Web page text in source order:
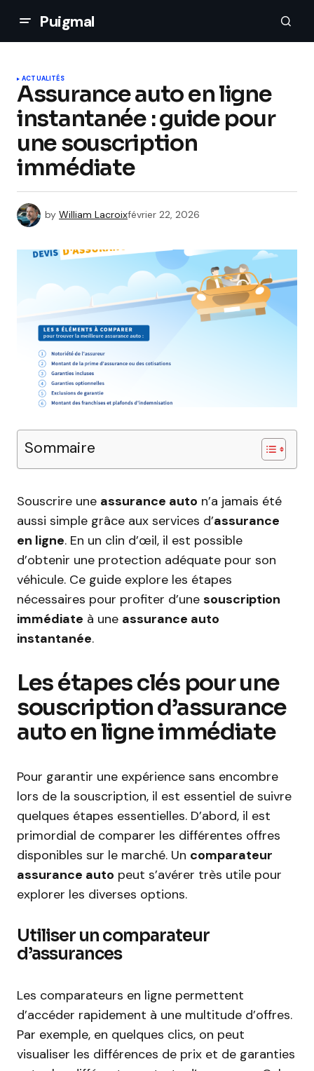
Puigmal
ACTUALITÉS
Assurance auto en ligne
instantanée : guide pour
une souscription
immédiate
by William Lacroixfévrier 22, 2026
Sommaire
Souscrire une assurance auto n’a jamais été
aussi simple grâce aux services d’assurance
en ligne. En un clin d’œil, il est possible
d’obtenir une protection adéquate pour son
véhicule. Ce guide explore les étapes
nécessaires pour profiter d’une souscription
immédiate à une assurance auto
instantanée.
Les étapes clés pour une
souscription d’assurance
auto en ligne immédiate
Pour garantir une expérience sans encombre
lors de la souscription, il est essentiel de suivre
quelques étapes essentielles. D’abord, il est
primordial de comparer les différentes offres
disponibles sur le marché. Un comparateur
assurance auto peut s’avérer très utile pour
explorer les diverses options.
Utiliser un comparateur
d’assurances
Les comparateurs en ligne permettent
d’accéder rapidement à une multitude d’offres.
Par exemple, en quelques clics, on peut
visualiser les différences de prix et de garanties